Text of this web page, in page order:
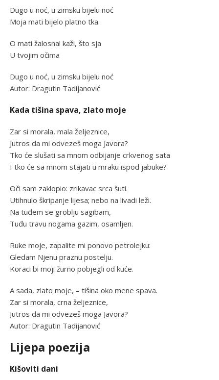
Dugo u noć, u zimsku bijelu noć
Moja mati bijelo platno tka.
O mati žalosna! kaži, što sja
U tvojim očima
Dugo u noć, u zimsku bijelu noć
Autor: Dragutin Tadijanović
Kada tišina spava, zlato moje
Zar si morala, mala željeznice,
Jutros da mi odvezeš moga Javora?
Tko će slušati sa mnom odbijanje crkvenog sata
I tko će sa mnom stajati u mraku ispod jabuke?
Oči sam zaklopio: zrikavac srca šuti.
Utihnulo škripanje lijesa; nebo na livadi leži.
Na tuđem se groblju sagibam,
Tuđu travu nogama gazim, osamljen.
Ruke moje, zapalite mi ponovo petrolejku:
Gledam Njenu praznu postelju.
Koraci bi moji žurno pobjegli od kuće.
A sada, zlato moje, – tišina oko mene spava.
Zar si morala, crna željeznice,
Jutros da mi odvezeš moga Javora?
Autor: Dragutin Tadijanović
Lijepa poezija
Kišoviti dani